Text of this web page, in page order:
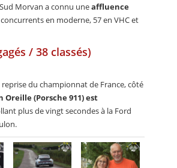
Morvan a connu uneaffluence
en moderne, 57 en VHC et
/ 38 classés)
reprise du championnat de France, côté
Oreille (Porsche 911) est
plus de vingt secondes à la Ford